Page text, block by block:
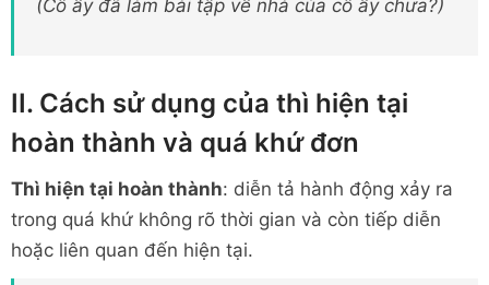
(Cô ấy đã làm bài tập về nhà của cô ấy chưa?)
II. Cách sử dụng của thì hiện tại
hoàn thành và quá khứ đơn
Thì hiện tại hoàn thành: diễn tả hành động xảy ra
trong quá khứ không rõ thời gian và còn tiếp diễn
hoặc liên quan đến hiện tại.